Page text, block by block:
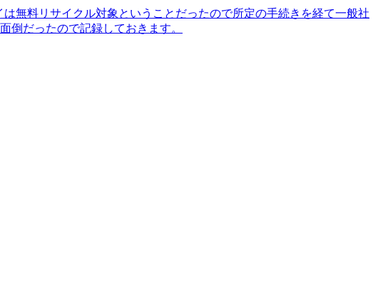
無料リサイクル対象ということだったので所定の手続きを経て一般社
倒だったので記録しておきます。